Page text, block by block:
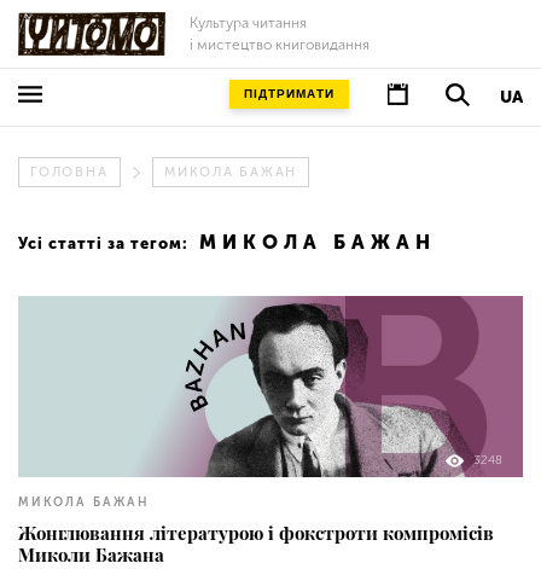
Культура читання
і мистецтво книговидання
UA
ПІДТРИМАТИ
ГОЛОВНА МИКОЛА БАЖАН
Усі статті за тегом: МИКОЛА БАЖАН
3248
МИКОЛА БАЖАН
Жонглювання літературою і фокстроти компромісів
Миколи Бажана